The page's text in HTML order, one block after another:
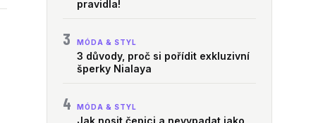
pravidla!
3 MÓDA & STYL
3 důvody, proč si pořídit exkluzivní
šperky Nialaya
4 MÓDA & STYL
Jak nosit čepici a nevypadat jako